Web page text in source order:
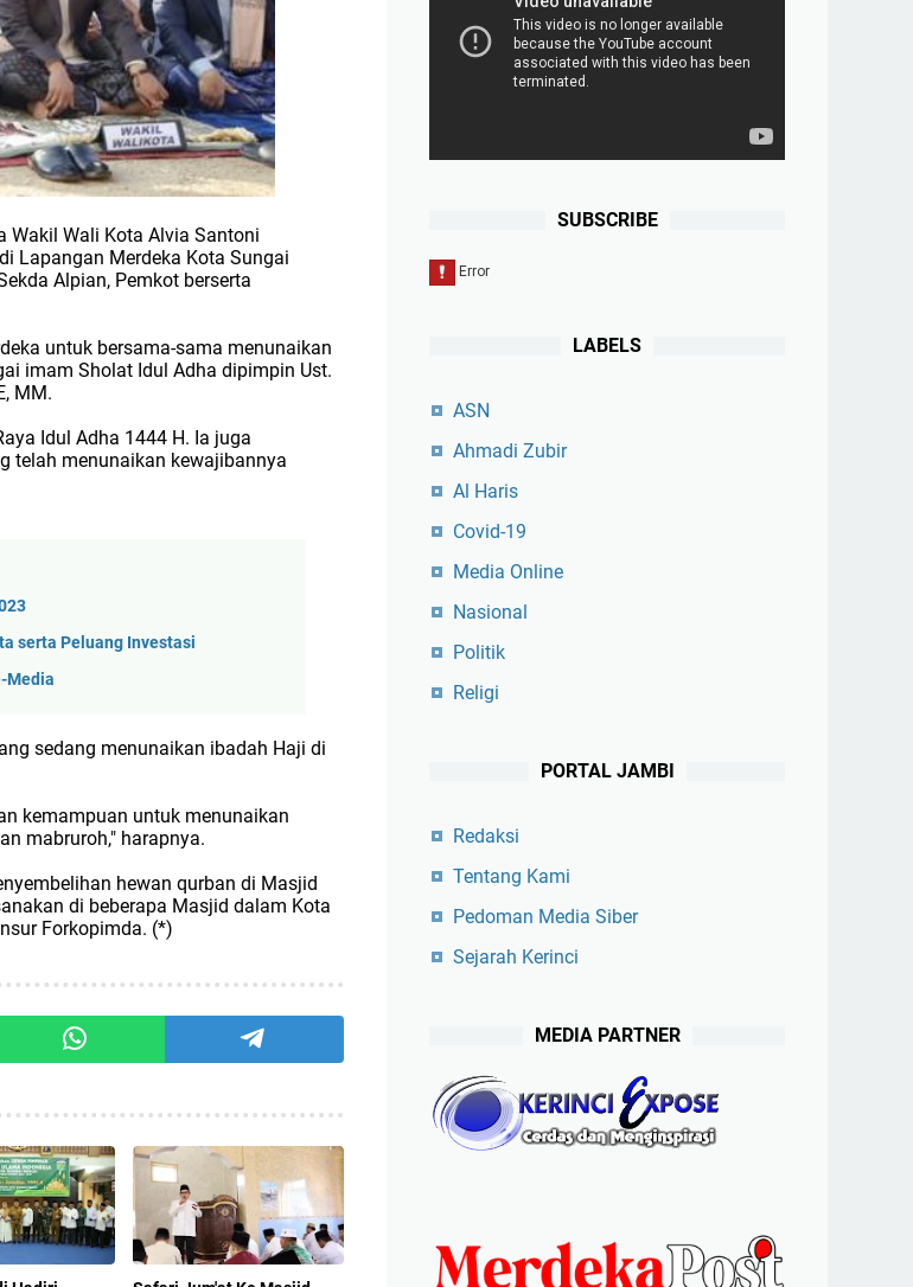
Wakil Wali Kota Alvia Santoni
Lapangan Merdeka Kota Sungai
Alpian, Pemkot berserta
untuk bersama-sama menunaikan
imam Sholat Idul Adha dipimpin Ust.
MM.
Idul Adha 1444 H. Ia juga
telah menunaikan kewajibannya
serta Peluang Investasi
Media
sedang menunaikan ibadah Haji di
kemampuan untuk menunaikan
mabruroh," harapnya.
hewan qurban di Masjid
di beberapa Masjid dalam Kota
Forkopimda. (*)
SUBSCRIBE
LABELS
ASN
Ahmadi Zubir
Al Haris
Covid-19
Media Online
Nasional
Politik
Religi
PORTAL JAMBI
Redaksi
Tentang Kami
Pedoman Media Siber
Sejarah Kerinci
MEDIA PARTNER